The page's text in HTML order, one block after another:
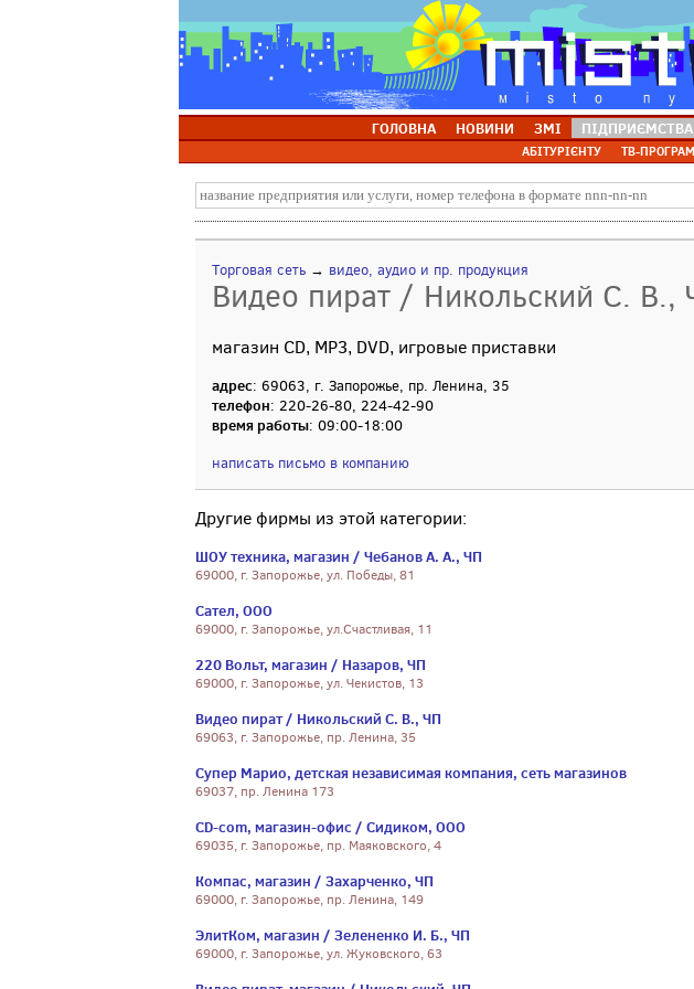
ГОЛОВНА НОВИНИ ЗМІ ПІДПРИЄМСТВА
АБІТУРІЄНТУ ТВ-
Торговая сеть → видео, аудио и пр. продукция
Видео пират / Никольский С. В.,
магазин CD, MP3, DVD, игровые приставки
адрес: 69063, г. Запорожье, пр. Ленина, 35
телефон: 220-26-80, 224-42-90
время работы: 09:00-18:00
написать письмо в компанию
Другие фирмы из этой категории:
ШОУ техника, магазин / Чебанов А. А., ЧП
69000, г. Запорожье, ул. Победы, 81
Сател, ООО
69000, г. Запорожье, ул.Счастливая, 11
220 Вольт, магазин / Назаров, ЧП
69000, г. Запорожье, ул. Чекистов, 13
Видео пират / Никольский С. В., ЧП
69063, г. Запорожье, пр. Ленина, 35
Супер Марио, детская независимая компания, сеть магазинов
69037, пр. Ленина 173
CD-com, магазин-офис / Сидиком, ООО
69035, г. Запорожье, пр. Маяковского, 4
Компас, магазин / Захарченко, ЧП
69000, г. Запорожье, пр. Ленина, 149
ЭлитКом, магазин / Зелененко И. Б., ЧП
69000, г. Запорожье, ул. Жуковского, 63